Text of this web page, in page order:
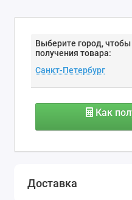
Выберите город,
получения товара:
Как
Доставка